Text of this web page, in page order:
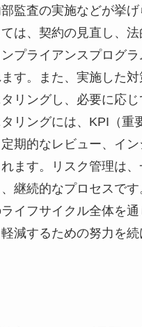
監査の実施などが挙
は、契約の見直し、
プライアンスプログ
す。また、実施した
リングし、必要に応じ
リングには、KPI（重
期的なレビュー、イ
ます。リスク管理は
継続的なプロセスで
イフサイクル全体を
減するための努力を続